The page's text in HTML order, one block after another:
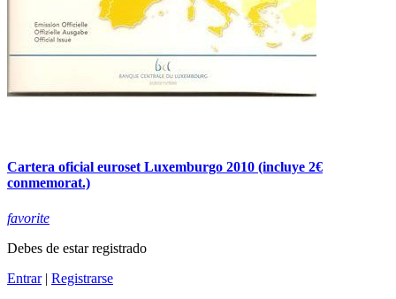
Cartera oficial euroset Luxemburgo 2010 (incluye 2€
conmemorat.)
favorite
Debes de estar registrado
Entrar| Registrarse